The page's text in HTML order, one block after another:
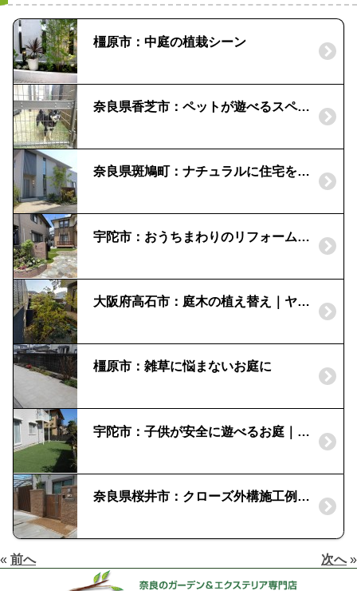
橿原市：中庭の植栽シーン
奈良県香芝市：ペットが遊べるスペースを｜目かくしフェンス
奈良県斑鳩町：ナチュラルに住宅を彩る外構
宇陀市：おうちまわりのリフォーム ビフォーアフター
大阪府高石市：庭木の植え替え｜ヤマボウシとイロハモミジ
橿原市：雑草に悩まないお庭に
宇陀市：子供が安全に遊べるお庭｜人工芝でメンテナンスフリー
奈良県桜井市：クローズ外構施工例｜植栽とナチュラルデザイン
« 前へ 次へ»